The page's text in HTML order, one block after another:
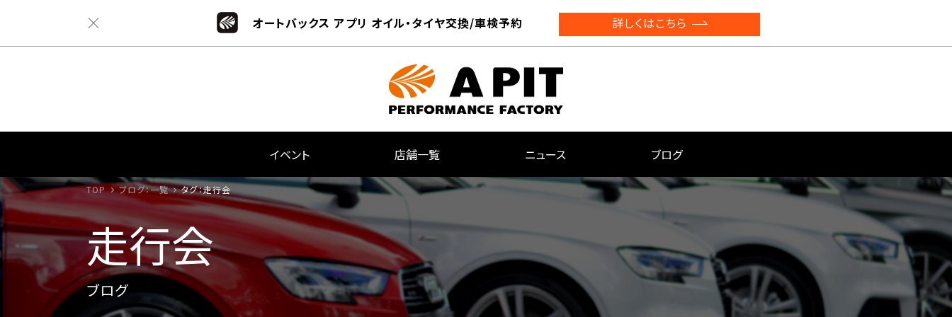
オートバックス アプリ オイル・タイヤ交換/車検予約 詳しくはこちら
イベント 店舗一覧 ニュース ブログ
TOP ブログ：一覧 タグ：走行会
走行会
ブログ